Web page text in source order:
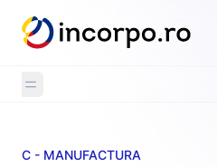
principal
Código CAEN 2849:
C - MANUFACTURA